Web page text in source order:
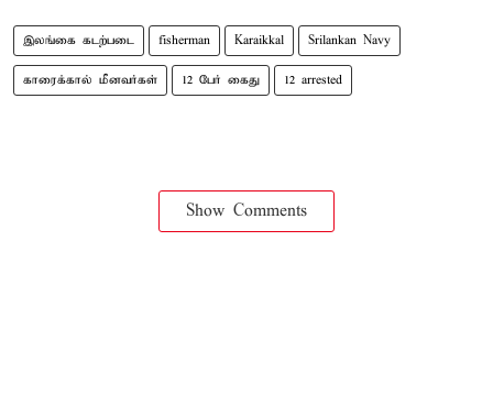
இலங்கை கடற்படை fisherman Karaikkal Srilankan Navy
காரைக்கால் மீனவர்கள் 12 பேர் கைது 12 arrested
Show Comments